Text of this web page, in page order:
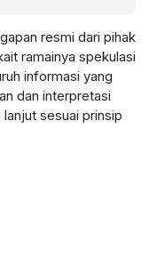
resmi dari pihak
ramainya spekulasi
informasi yang
dan interpretasi
sesuai prinsip